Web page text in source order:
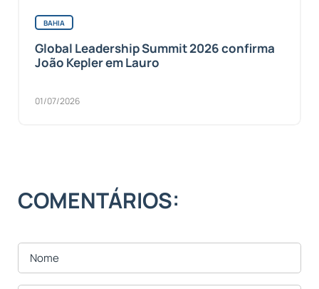
BAHIA
Global Leadership Summit 2026 confirma
João Kepler em Lauro
01/07/2026
COMENTÁRIOS: